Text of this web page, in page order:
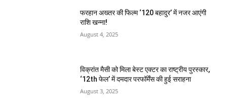
फरहान अख्तर की फिल्म ‘120 बहादुर’ में नजर आएंगी
राशि खन्ना!
August 4, 2025
विक्रांत मैसी को मिला बेस्ट एक्टर का राष्ट्रीय पुरस्कार,
‘12th फेल’ में दमदार परफॉर्मेंस की हुई सराहना
August 3, 2025